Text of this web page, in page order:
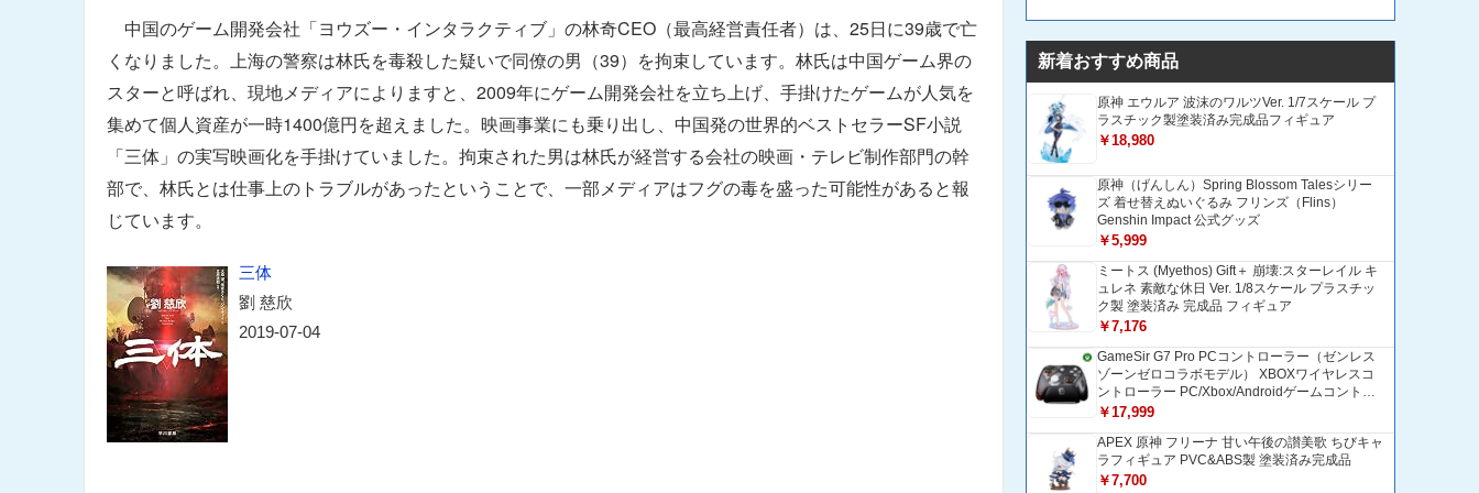
中国のゲーム開発会社「ヨウズー・インタラクティブ」の林奇CEO（最高経営責任者）は、25日に39歳で亡
くなりました。上海の警察は林氏を毒殺した疑いで同僚の男（39）を拘束しています。林氏は中国ゲーム界の
スターと呼ばれ、現地メディアによりますと、2009年にゲーム開発会社を立ち上げ、手掛けたゲームが人気を
集めて個人資産が一時1400億円を超えました。映画事業にも乗り出し、中国発の世界的ベストセラーSF小説
「三体」の実写映画化を手掛けていました。拘束された男は林氏が経営する会社の映画・テレビ制作部門の幹
部で、林氏とは仕事上のトラブルがあったということで、一部メディアはフグの毒を盛った可能性があると報
じています。
三体
劉 慈欣
2019-07-04
新着おすすめ商品
原神 エウルア 波沫のワルツVer. 1/7スケール プ
ラスチック製塗装済み完成品フィギュア
￥18,980
原神（げんしん）Spring Blossom Talesシリー
ズ 着せ替えぬいぐるみ フリンズ（Flins）
Genshin Impact 公式グッズ
￥5,999
ミートス (Myethos) Gift＋ 崩壊:スターレイル キ
ュレネ 素敵な休日 Ver. 1/8スケール プラスチッ
ク製 塗装済み 完成品 フィギュア
￥7,176
GameSir G7 Pro PCコントローラー（ゼンレス
ゾーンゼロコラボモデル） XBOXワイヤレスコ
ントローラー PC/Xbox/Androidゲームコントロ
ーラー 1200mAH大容量バッテリー TMRホール
コントローラー 追加ボタン＆トリガー/グリップ
振動モーター搭載 トリガーストップ＆背面ボタ
ンロック付きゲームパッド 光学式マイクロスイ
￥17,999
APEX 原神 フリーナ 甘い午後の讃美歌 ちびキャ
ラフィギュア PVC&ABS製 塗装済み完成品
￥7,700